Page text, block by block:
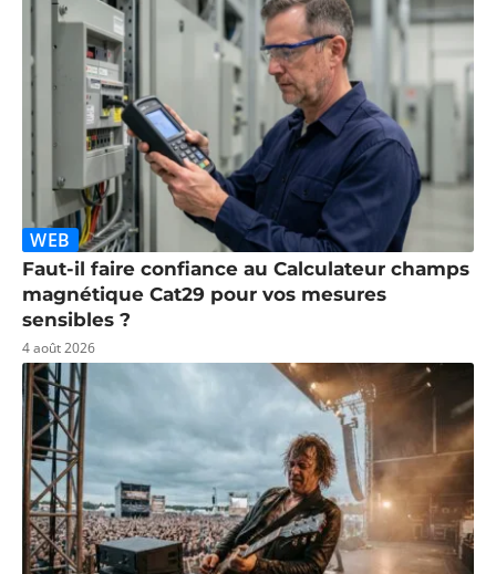
WEB
Faut-il faire confiance au Calculateur champs
magnétique Cat29 pour vos mesures
sensibles ?
4 août 2026